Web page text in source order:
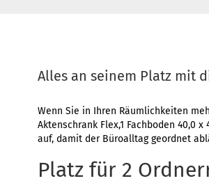
Alles an seinem Platz mit
Wenn Sie in Ihren Räumlichkeiten
Aktenschrank Flex,1 Fachboden 40,0
auf, damit der Büroalltag geordnet
Platz für 2